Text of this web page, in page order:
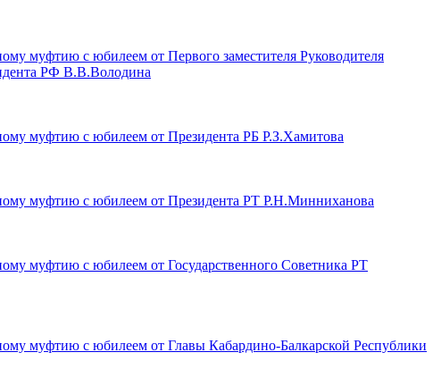
муфтию с юбилеем от Первого заместителя Руководителя
РФ В.В.Володина
муфтию с юбилеем от Президента РБ Р.З.Хамитова
муфтию с юбилеем от Президента РТ Р.Н.Минниханова
муфтию с юбилеем от Государственного Советника РТ
муфтию с юбилеем от Главы Кабардино-Балкарской Республики